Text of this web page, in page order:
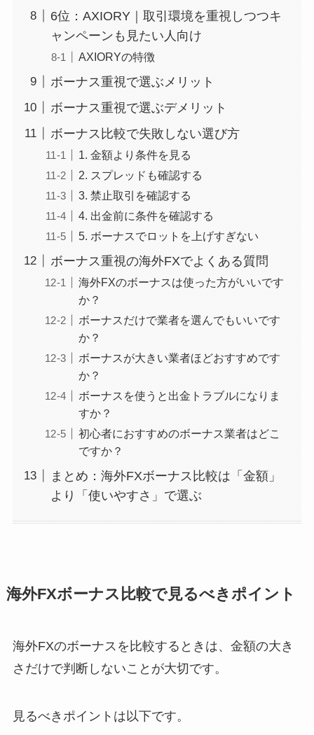
6位：AXIORY｜取引環境を重視しつつキ
ャンペーンも見たい人向け
AXIORYの特徴
ボーナス重視で選ぶメリット
ボーナス重視で選ぶデメリット
ボーナス比較で失敗しない選び方
1. 金額より条件を見る
2. スプレッドも確認する
3. 禁止取引を確認する
4. 出金前に条件を確認する
5. ボーナスでロットを上げすぎない
ボーナス重視の海外FXでよくある質問
海外FXのボーナスは使った方がいいです
か？
ボーナスだけで業者を選んでもいいです
か？
ボーナスが大きい業者ほどおすすめです
か？
ボーナスを使うと出金トラブルになりま
すか？
初心者におすすめのボーナス業者はどこ
ですか？
まとめ：海外FXボーナス比較は「金額」
より「使いやすさ」で選ぶ
海外FXボーナス比較で見るべきポイント
海外FXのボーナスを比較するときは、金額の大き
さだけで判断しないことが大切です。
見るべきポイントは以下です。